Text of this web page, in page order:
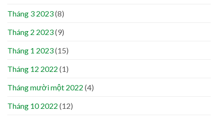
Tháng 3 2023(8)
Tháng 2 2023(9)
Tháng 1 2023(15)
Tháng 12 2022 (1)
Tháng mười một 2022 (4)
Tháng 10 2022 (12)